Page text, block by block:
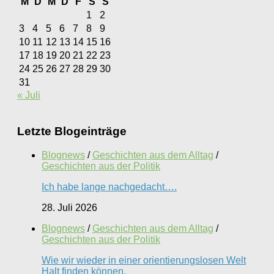
1
2
3
4 5 6 7 8
9
10 11 12 13 14 15 16
17 18 19 20 21 22 23
24 25 26 27 28 29 30
31
« Juli
Letzte Blogeinträge
Blognews / Geschichten aus dem Alltag /
Geschichten aus der Politik
Ich habe lange nachgedacht….
28. Juli 2026
Blognews / Geschichten aus dem Alltag /
Geschichten aus der Politik
Wie wir wieder in einer orientierungslosen Welt
Halt finden können.